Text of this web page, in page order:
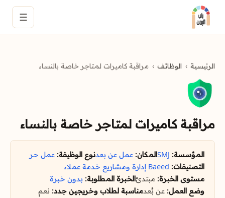
☰
الرئيسية الوظائف مراقبة كاميرات لمتاجر خاصة بالنساء
مراقبة كاميرات لمتاجر خاصة بالنساء
المؤسسة: SMJالمكان: عمل عن بعدنوع الوظيفة: عمل حر
التصنيفات: Baeed إدارة ومشاريع خدمة عملاء
مستوى الخبرة: مبتدئالخبرة المطلوبة: بدون خبرة
وضع العمل: عن بُعدمناسبة لطلاب وخريجين جدد: نعم